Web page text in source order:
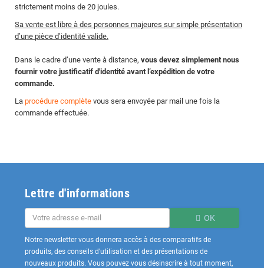
strictement moins de 20 joules.
Sa vente est libre à des personnes majeures sur simple présentation
d’une pièce d’identité valide.
Dans le cadre d’une vente à distance, vous devez simplement nous
fournir votre justificatif d'identité avant l’expédition de votre
commande.
La procédure complète vous sera envoyée par mail une fois la
commande effectuée.
Lettre d'informations
OK
Notre newsletter vous donnera accès à des comparatifs de
produits, des conseils d'utilisation et des présentations de
nouveaux produits. Vous pouvez vous désinscrire à tout moment,